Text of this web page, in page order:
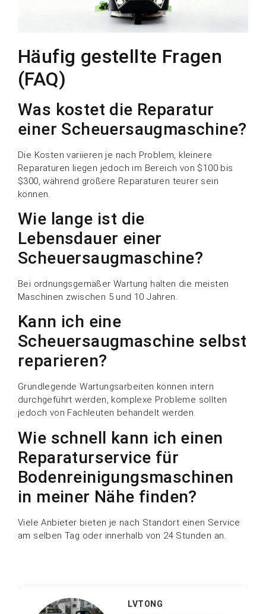
Häufig gestellte Fragen
(FAQ)
Was kostet die Reparatur
einer Scheuersaugmaschine?
Die Kosten variieren je nach Problem, kleinere
Reparaturen liegen jedoch im Bereich von $100 bis
$300, während größere Reparaturen teurer sein
können.
Wie lange ist die
Lebensdauer einer
Scheuersaugmaschine?
Bei ordnungsgemäßer Wartung halten die meisten
Maschinen zwischen 5 und 10 Jahren.
Kann ich eine
Scheuersaugmaschine selbst
reparieren?
Grundlegende Wartungsarbeiten können intern
durchgeführt werden, komplexe Probleme sollten
jedoch von Fachleuten behandelt werden.
Wie schnell kann ich einen
Reparaturservice für
Bodenreinigungsmaschinen
in meiner Nähe finden?
Viele Anbieter bieten je nach Standort einen Service
am selben Tag oder innerhalb von 24 Stunden an.
LVTONG